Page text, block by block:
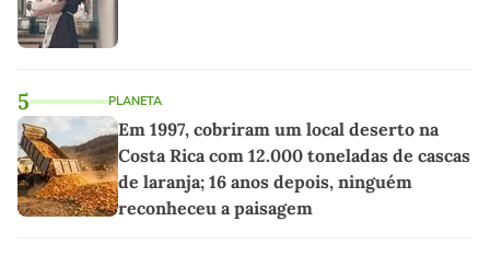
5 PLANETA
Em 1997, cobriram um local deserto na
Costa Rica com 12.000 toneladas de cascas
de laranja; 16 anos depois, ninguém
reconheceu a paisagem